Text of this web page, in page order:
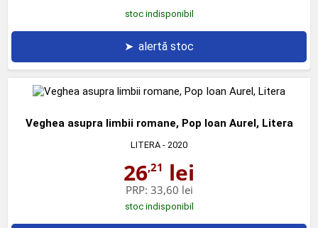
stoc indisponibil
➤ alertă stoc
Veghea asupra limbii romane, Pop Ioan Aurel, Litera
LITERA - 2020
26,21 lei
PRP: 33,60 lei
stoc indisponibil